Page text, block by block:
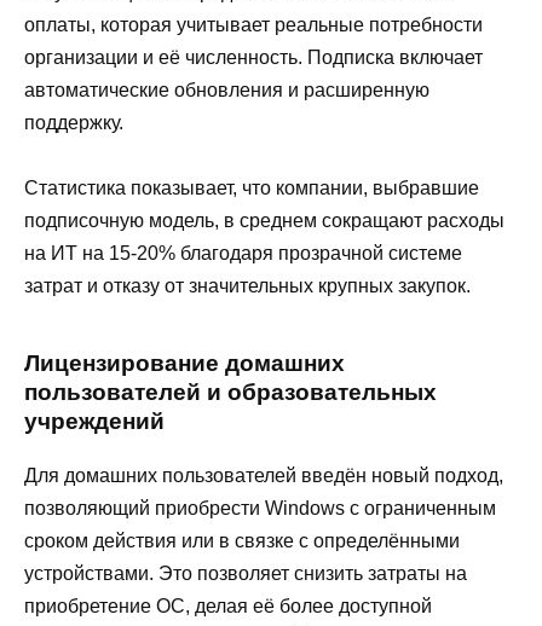
оплаты, которая учитывает реальные потребности
организации и её численность. Подписка включает
автоматические обновления и расширенную
поддержку.
Статистика показывает, что компании, выбравшие
подписочную модель, в среднем сокращают расходы
на ИТ на 15-20% благодаря прозрачной системе
затрат и отказу от значительных крупных закупок.
Лицензирование домашних
пользователей и образовательных
учреждений
Для домашних пользователей введён новый подход,
позволяющий приобрести Windows с ограниченным
сроком действия или в связке с определёнными
устройствами. Это позволяет снизить затраты на
приобретение ОС, делая её более доступной